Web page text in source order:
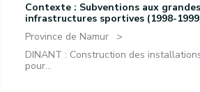
Contexte : Subventions aux grandes
infrastructures sportives (1998-
Province de Namur
DINANT : Construction des
pour...